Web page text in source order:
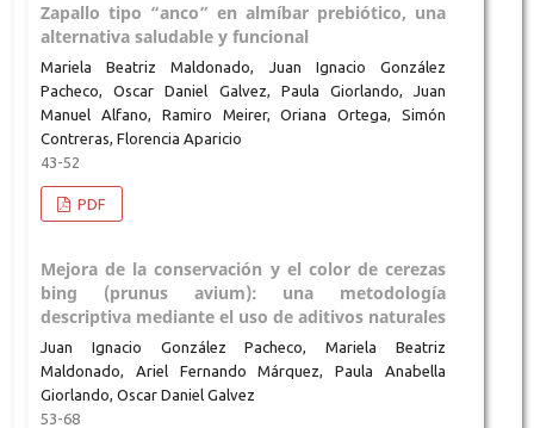
Zapallo tipo “anco” en almíbar prebiótico, una
alternativa saludable y funcional
Mariela Beatriz Maldonado, Juan Ignacio González
Pacheco, Oscar Daniel Galvez, Paula Giorlando, Juan
Manuel Alfano, Ramiro Meirer, Oriana Ortega, Simón
Contreras, Florencia Aparicio
43-52
PDF
Mejora de la conservación y el color de cerezas
bing (prunus avium): una metodología
descriptiva mediante el uso de aditivos naturales
Juan Ignacio González Pacheco, Mariela Beatriz
Maldonado, Ariel Fernando Márquez, Paula Anabella
Giorlando, Oscar Daniel Galvez
53-68